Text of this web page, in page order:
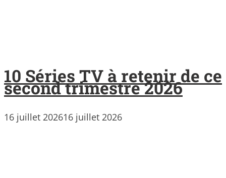
10 Séries TV à retenir de ce
second trimestre 2026
16 juillet 202616 juillet 2026